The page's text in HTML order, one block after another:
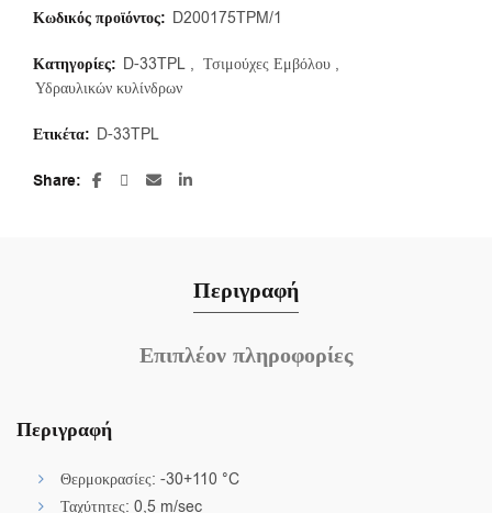
Κωδικός προϊόντος: D200175TPM/1
Κατηγορίες: D-33TPL , Τσιμούχες Εμβόλου ,
Υδραυλικών κυλίνδρων
Ετικέτα: D-33TPL
Share
Περιγραφή
Επιπλέον πληροφορίες
Περιγραφή
Θερμοκρασίες: -30+110 °C
Ταχύτητες: 0,5 m/sec